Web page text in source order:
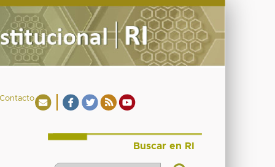
Contacto
Buscar en RI